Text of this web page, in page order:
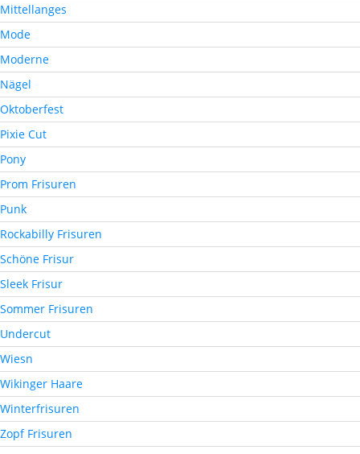
Mittellanges
Mode
Moderne
Nägel
Oktoberfest
Pixie Cut
Pony
Prom Frisuren
Punk
Rockabilly Frisuren
Schöne Frisur
Sleek Frisur
Sommer Frisuren
Undercut
Wiesn
Wikinger Haare
Winterfrisuren
Zopf Frisuren